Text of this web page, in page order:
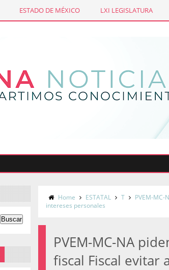
ESTADO DE MÉXICO LXI LEGISLATURA
Home ESTATAL T
PVEM-
intereses personales
PVEM-MC-NA
fiscal Fiscal evitar